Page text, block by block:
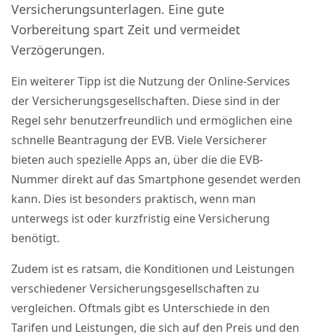
Versicherungsunterlagen. Eine gute
Vorbereitung spart Zeit und vermeidet
Verzögerungen.
Ein weiterer Tipp ist die Nutzung der Online-Services
der Versicherungsgesellschaften. Diese sind in der
Regel sehr benutzerfreundlich und ermöglichen eine
schnelle Beantragung der EVB. Viele Versicherer
bieten auch spezielle Apps an, über die die EVB-
Nummer direkt auf das Smartphone gesendet werden
kann. Dies ist besonders praktisch, wenn man
unterwegs ist oder kurzfristig eine Versicherung
benötigt.
Zudem ist es ratsam, die Konditionen und Leistungen
verschiedener Versicherungsgesellschaften zu
vergleichen. Oftmals gibt es Unterschiede in den
Tarifen und Leistungen, die sich auf den Preis und den